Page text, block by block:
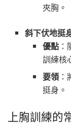
夾胸。
斜下伏地挺
優點：
訓練核
要領：
挺身。
上胸訓練的